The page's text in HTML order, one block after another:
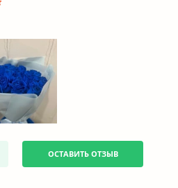
ОСТАВИТЬ ОТЗЫВ